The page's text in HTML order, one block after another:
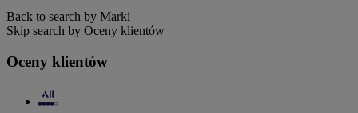
Back to search by Marki
Skip search by Oceny klientów
Oceny klientów